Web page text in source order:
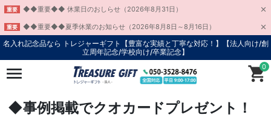
重要 ◆◆重要◆◆ 休業日のおしらせ（2026年8月31日）
重要
◆◆重要◆◆夏季休業のお知らせ（2026年8月8日～8月16日）
名入れ記念品なら トレジャーギフト【豊富な実績と丁寧な対応！】
【法人向け/創
立周年記念/学校向け/卒業記念】
0
◆事例掲載でクオカードプレゼント！